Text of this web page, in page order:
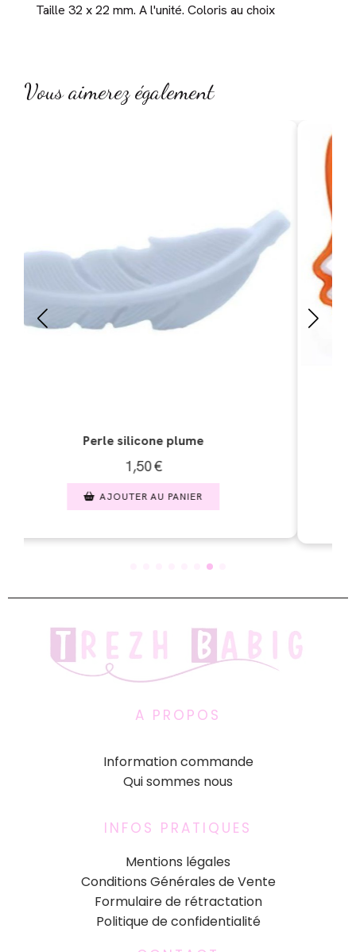
Taille 32 x 22 mm. A l'unité. Coloris au choix
Vous aimerez également
Perle silicone tête de renard
1,50
AJOUTER AU PANIER
A PROPOS
Information commande
Qui sommes nous
INFOS PRATIQUES
Mentions légales
Conditions Générales de Vente
Formulaire de rétractation
Politique de confidentialité